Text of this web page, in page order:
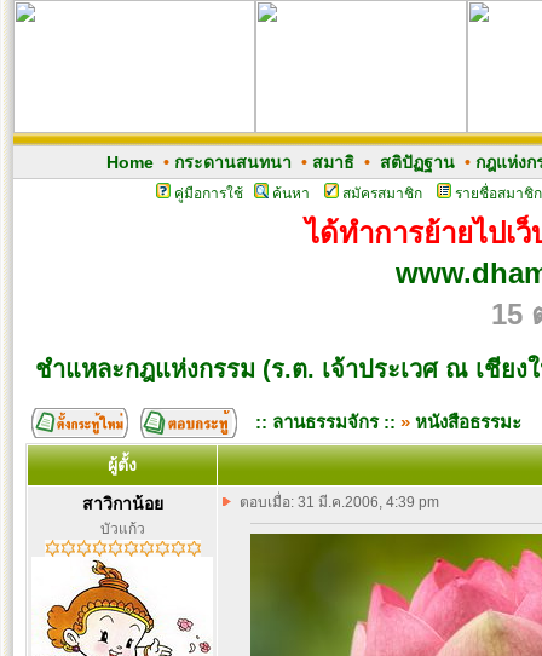
Home• กระดานสนทนา • สมาธิ• สติปัฏฐาน• กฎแห่งก
คู่มือการใช้ ค้นหา สมัครสมาชิก รายชื่อสมาชิก
ได้ทำการย้ายไปเ
15
ชำแหละกฎแห่งกรรม (ร.ต. เจ้าประเวศ ณ เชียง
:: ลานธรรมจักร :: » หนังสือธรรมะ
ผู้ตั้ง
สาวิกาน้อย
บัวแก้ว
ตอบเมื่อ: 31 มี.ค.2006, 4:39 pm